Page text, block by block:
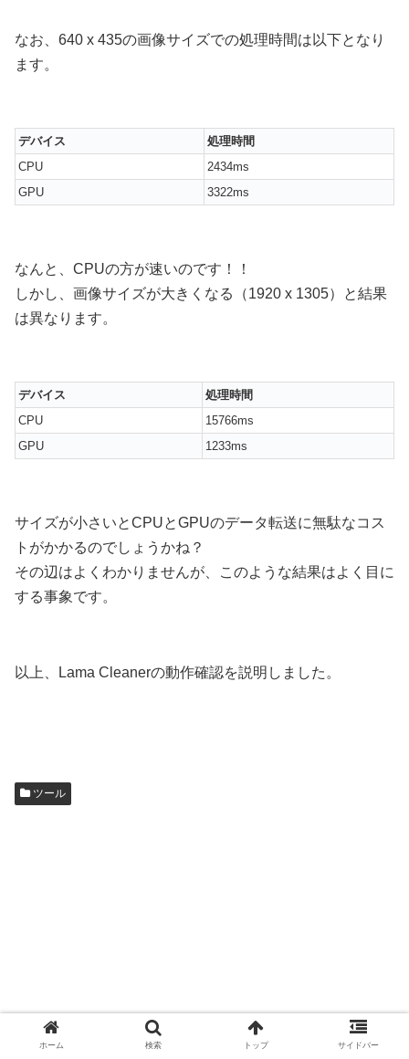
なお、640 x 435の画像サイズでの処理時間は以下となり
ます。
デバイス
処理時間
CPU
2434ms
GPU
3322ms
なんと、CPUの方が速いのです！！
しかし、画像サイズが大きくなる（1920 x 1305）と結果
は異なります。
デバイス
処理時間
CPU
15766ms
GPU
1233ms
サイズが小さいとCPUとGPUのデータ転送に無駄なコス
トがかかるのでしょうかね？
その辺はよくわかりませんが、このような結果はよく目に
する事象です。
以上、Lama Cleanerの動作確認を説明しました。
ツール
ホーム 検索 トップ サイドバー